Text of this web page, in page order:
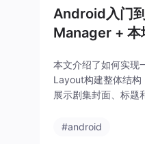
Android入门
Manager + 本
本文介绍了如何实现
Layout构建整体结
展示剧集封面、标
#android